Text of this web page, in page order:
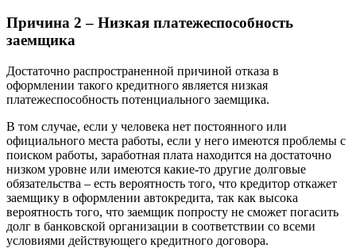
Причина 2 – Низкая платежеспособность
заемщика
Достаточно распространенной причиной отказа в
оформлении такого кредитного является низкая
платежеспособность потенциального заемщика.
В том случае, если у человека нет постоянного или
официального места работы, если у него имеются проблемы с
поиском работы, заработная плата находится на достаточно
низком уровне или имеются какие-то другие долговые
обязательства – есть вероятность того, что кредитор откажет
заемщику в оформлении автокредита, так как высока
вероятность того, что заемщик попросту не сможет погасить
долг в банковской организации в соответствии со всеми
условиями действующего кредитного договора.